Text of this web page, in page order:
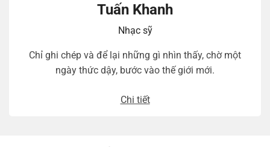
Tuấn Khanh
Nhạc sỹ
Chỉ ghi chép và để lại những gì nhìn thấy, chờ một
ngày thức dậy, bước vào thế giới mới.
Chi tiết